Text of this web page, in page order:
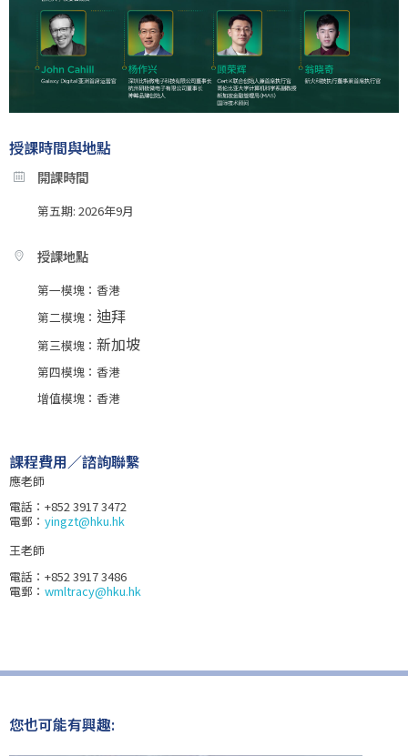
授課時間與地點
開課時間
第五期: 2026年9月
授課地點
第一模塊：香港
第二模塊： 迪拜
第三模塊：新加坡
第四模塊：香港
增值模塊：香港
課程費用／諮詢聯繫​
應老師
電話：+852 3917 3472
電郵： yingzt@hku.hk
王老師
電話：+852 3917 3486
電郵： wmltracy@hku.hk
您也可能有興趣: